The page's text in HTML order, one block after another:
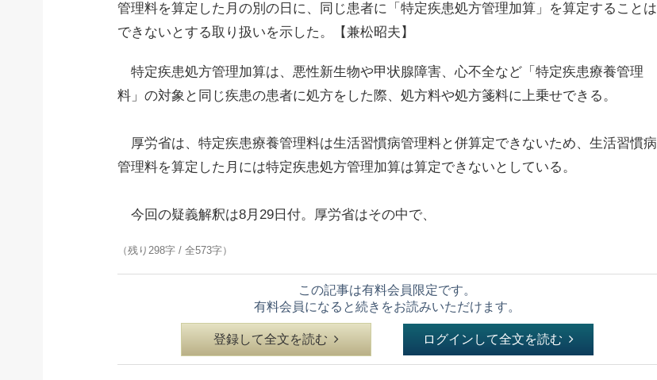
管理料を算定した月の別の日に、同じ患者に「特定疾患処方管理加算」を算定することは
できないとする取り扱いを示した。【兼松昭夫】
特定疾患処方管理加算は、悪性新生物や甲状腺障害、心不全など「特定疾患療養管理
料」の対象と同じ疾患の患者に処方をした際、処方料や処方箋料に上乗せできる。
厚労省は、特定疾患療養管理料は生活習慣病管理料と併算定できないため、生活習慣病
管理料を算定した月には特定疾患処方管理加算は算定できないとしている。
今回の疑義解釈は8月29日付。厚労省はその中で、
（残り298字 / 全573字）
この記事は有料会員限定です。
有料会員になると続きをお読みいただけます。
登録して全文を読む ログインして全文を読む